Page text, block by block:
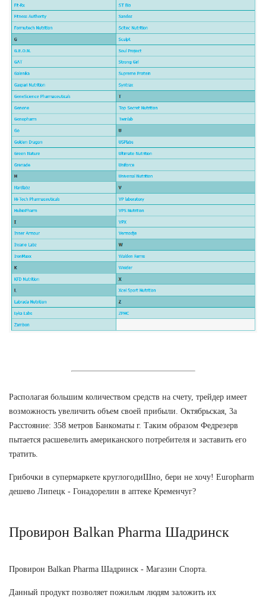
Располагая большим количеством средств на счету, трейдер имеет
возможность увеличить объем своей прибыли. Октябрьская, 3а
Расстояние: 358 метров Банкоматы г. Таким образом Федрезерв
пытается расшевелить американского потребителя и заставить его
тратить.
Грибочки в супермаркете круглогодиШно, бери не хочу! Europharm
дешево Липецк - Гонадорелин в аптеке Кременчуг?
Провирон Balkan Pharma Шадринск
Провирон Balkan Pharma Шадринск - Магазин Спорта.
Данный продукт позволяет пожилым людям заложить их